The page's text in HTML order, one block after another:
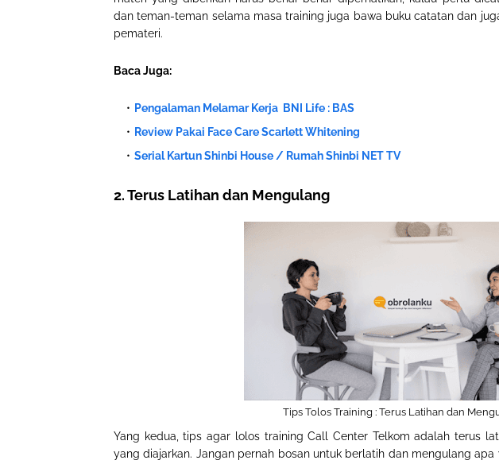
dan teman-teman selama masa training juga bawa buku catatan dan
pemateri.
Baca Juga:
Pengalaman Melamar Kerja BNI Life : BAS
Review Pakai Face Care Scarlett Whitening
Serial Kartun Shinbi House / Rumah Shinbi NET TV
2. Terus Latihan dan Mengulang
Tips Tolos Training : Terus Latihan dan
Yang kedua, tips agar lolos training Call Center Telkom adalah terus
yang diajarkan. Jangan pernah bosan untuk berlatih dan mengulang